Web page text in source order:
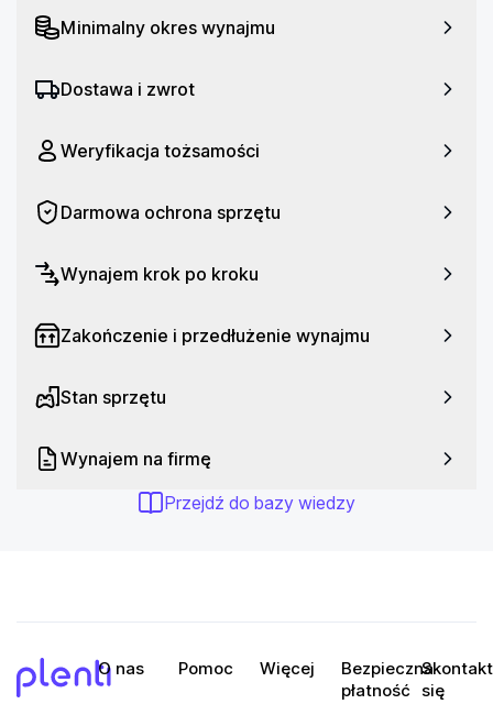
Komunikacja: Bluetooth, NFC
Rozmiar wyświetlacza: 1.32 cala
Wykonanie paska: Stal nierdzewna
Pulsoksymetr: Tak
GPS: Tak
Minimalny okres wynajmu
Dostawa i zwrot
Weryfikacja tożsamości
Darmowa ochrona sprzętu
Wynajem krok po kroku
Zakończenie i przedłużenie wynajmu
Stan sprzętu
Wynajem na firmę
Przejdź do bazy wiedzy
O nas Pomoc Więcej
Bezpieczna
płatność
się